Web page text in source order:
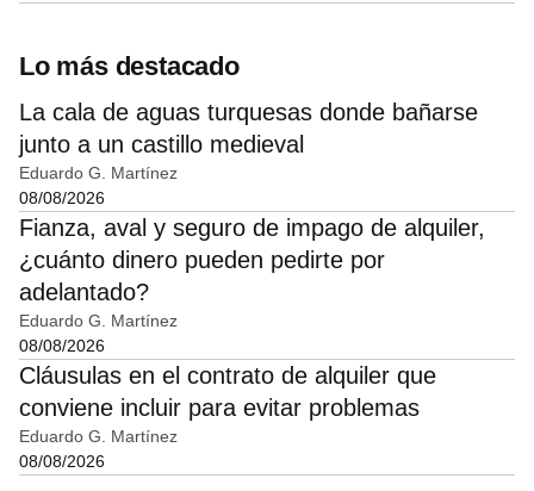
Lo más destacado
La cala de aguas turquesas donde bañarse
junto a un castillo medieval
Eduardo G. Martínez
08/08/2026
Fianza, aval y seguro de impago de alquiler,
¿cuánto dinero pueden pedirte por
adelantado?
Eduardo G. Martínez
08/08/2026
Cláusulas en el contrato de alquiler que
conviene incluir para evitar problemas
Eduardo G. Martínez
08/08/2026